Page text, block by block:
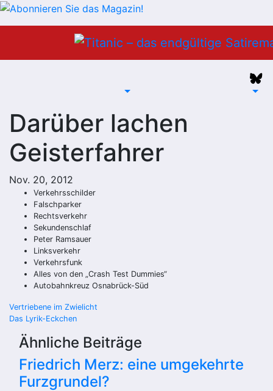
Darüber lachen
Geisterfahrer
Nov. 20, 2012
Verkehrsschilder
Falschparker
Rechtsverkehr
Sekundenschlaf
Peter Ramsauer
Linksverkehr
Verkehrsfunk
Alles von den „Crash Test Dummies“
Autobahnkreuz Osnabrück-Süd
Beitragsnavigation
Vertriebene im Zwielicht
Das Lyrik-Eckchen
Ähnliche Beiträge
Friedrich Merz: eine umgekehrte
Furzgrundel?